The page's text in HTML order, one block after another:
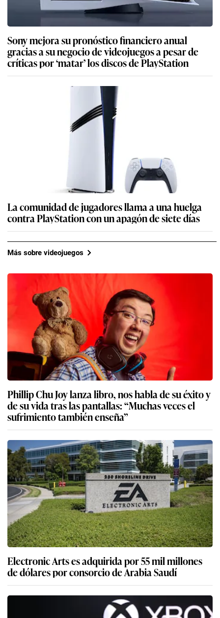
Sony mejora su pronóstico financiero anual
gracias a su negocio de videojuegos a pesar de
críticas por ‘matar’ los discos de PlayStation
La comunidad de jugadores llama a una huelga
contra PlayStation con un apagón de siete días
Más sobre videojuegos
Phillip Chu Joy lanza libro, nos habla de su éxito y
de su vida tras las pantallas: “Muchas veces el
sufrimiento también enseña”
Electronic Arts es adquirida por 55 mil millones
de dólares por consorcio de Arabia Saudí